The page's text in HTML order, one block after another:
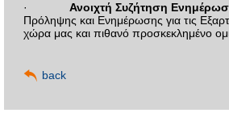
· Ανοιχτή Συζήτηση
Πρόληψης και Ενημέρωσης για τις
χώρα μας και πιθανό προσκεκλημένο
back